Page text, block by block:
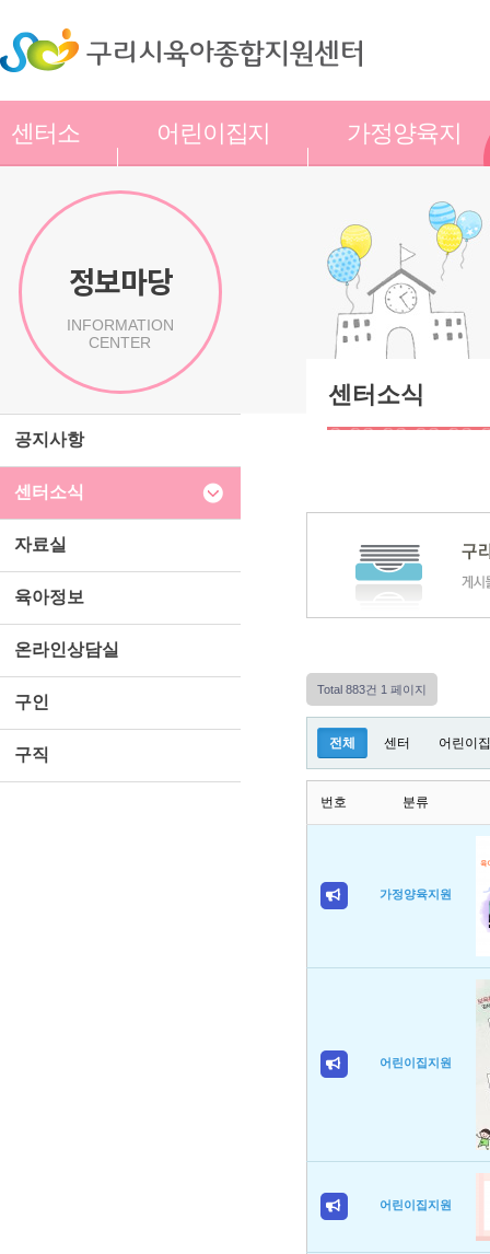
센터소
어린이집지
가정양육지
정보마당
INFORMATION
CENTER
공지사항
센터소식
자료실
육아정보
온라인상담실
구인
구직
센터소식
Total 883건 1 페이지
전체 센터 어린이
번호 분류
가정양육지원
어린이집지원
어린이집지원